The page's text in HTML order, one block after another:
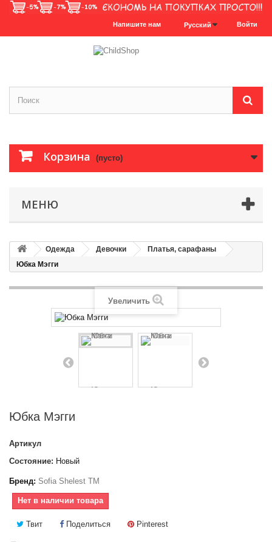
Войти
Русский
Напишите нам
Корзина (пусто)
МЕНЮ
Одежда Девочки
Платья, сарафаны
Юбка Мэгги
Увеличить
Юбка Мэгги
Артикул
Состояние: Новый
Бренд: Sofia Shelest TM
Нет в наличии товара
Твит Поделиться Pinterest